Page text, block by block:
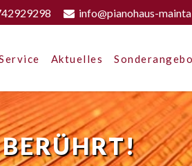
info@pianohaus-
Aktuelles